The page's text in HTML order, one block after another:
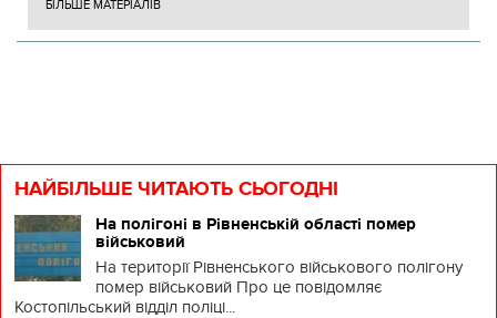
БІЛЬШЕ МАТЕРІАЛІВ
НАЙБІЛЬШЕ ЧИТАЮТЬ СЬОГОДНІ
На полігоні в Рівненській області помер
військовий
На території Рівненського військового полігону
помер військовий Про це повідомляє
Костопільський відділ поліці...